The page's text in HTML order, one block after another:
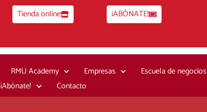
Tienda online ¡ABÓNATE!
RMU Academy Empresas
Escuela de negocios
¡Abónate! Contacto